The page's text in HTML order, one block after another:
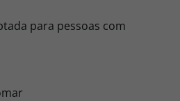
para pessoas com